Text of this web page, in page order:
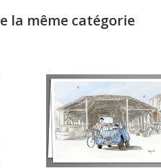
la même catégorie